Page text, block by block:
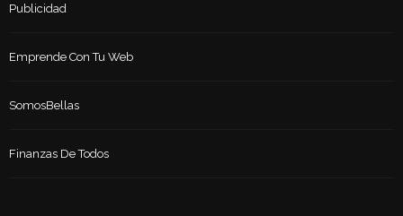
Publicidad
Emprende Con Tu Web
SomosBellas
Finanzas De Todos